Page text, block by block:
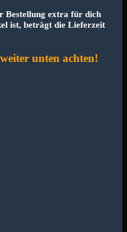
Bestellung extra für dich
ist, beträgt die Lieferzeit
unten achten!